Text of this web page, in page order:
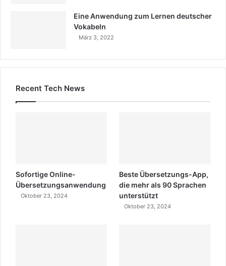
Eine Anwendung zum Lernen deutscher
Vokabeln
März 3, 2022
Recent Tech News
Sofortige Online-
Übersetzungsanwendung
Oktober 23, 2024
Beste Übersetzungs-App,
die mehr als 90 Sprachen
unterstützt
Oktober 23, 2024